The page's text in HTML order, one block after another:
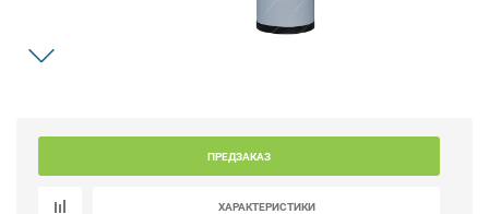
ПРЕДЗАКАЗ
ХАРАКТЕРИСТИКИ